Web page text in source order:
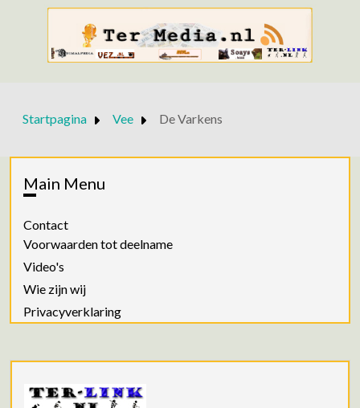
Startpagina Vee De Varkens
Main Menu
Contact
Voorwaarden tot deelname
Video's
Wie zijn wij
Privacyverklaring